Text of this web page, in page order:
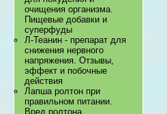
очищения организма.
Пищевые добавки и
суперфуды
Л-Теанин - препарат для
снижения нервного
напряжения. Отзывы,
эффект и побочные
действия
Лапша ролтон при
правильном питании.
Вред ролтона